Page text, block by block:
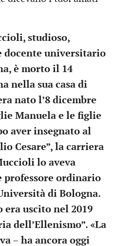
studioso,
docente universitario
è morto il 14
nella sua casa di
nato l’8 dicembre
Manuela e le figlie
aver insegnato al
Cesare”, la carriera
lo aveva
professore ordinario
di Bologna.
uscito nel 2019
dell’Ellenismo”. «La
– ha ancora oggi